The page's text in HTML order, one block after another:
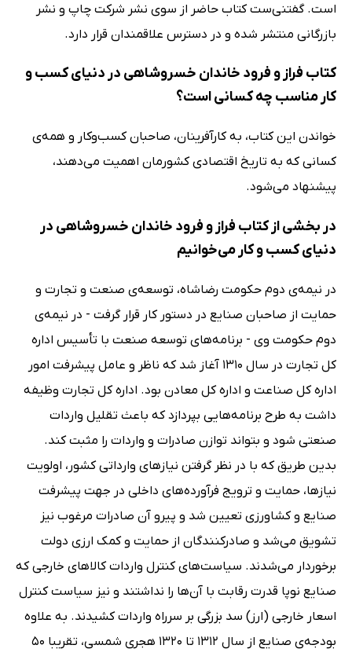
است. گفتنی‌‌ست کتاب حاضر از سوی نشر شرکت چاپ و نشر
بازرگانی منتشر شده و در دسترس علاقمندان قرار دارد.
کتاب فراز و فرود خاندان خسروشاهی در دنیای کسب ‌و
کار مناسب چه کسانی است؟
خواندن این کتاب، به کارآفرینان، صاحبان کسب‌و‌کار و همه‌ی
کسانی که به تاریخ اقتصادی کشورمان اهمیت می‌دهند،
پیشنهاد می‌شود.
در بخشی از کتاب فراز و فرود خاندان خسروشاهی در
دنیای کسب و کار می‌خوانیم
در نیمه‌ی دوم حکومت رضاشاه، توسعه‌ی صنعت و تجارت و
حمایت از صاحبان صنایع در دستور کار قرار گرفت - در نیمه‌ی
دوم حکومت وی - برنامه‌های توسعه صنعت با تأسیس اداره
کل تجارت در سال 1310 آغاز شد که ناظر و عامل پیشرفت امور
اداره کل صناعت و اداره کل معادن بود. اداره کل تجارت وظیفه
داشت به طرح برنامه‌هایی بپردازد که باعث تقلیل واردات
صنعتی شود و بتواند توازن صادرات و واردات را مثبت کند.
بدین طریق که با در نظر گرفتن نیازهای وارداتی کشور، اولویت
نیازها، حمایت و ترویج فرآورده‌های داخلی در جهت پیشرفت
صنایع و کشاورزی تعیین شد و پیرو آن صادرات مرغوب نیز
تشویق می‌شد و صادرکنندگان از حمایت و کمک ارزی دولت
برخوردار می‌شدند. سیاست‌های کنترل واردات کالاهای خارجی که
صنایع نوپا قدرت رقابت با آن‌ها را نداشتند و نیز سیاست کنترل
اسعار خارجی (ارز) سد بزرگی بر سرراه واردات کشیدند. به علاوه
بودجه‌ی صنایع از سال 1312 تا 1320 هجری شمسی، تقریبا 50